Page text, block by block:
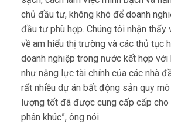
chủ đầu tư, không khó để doanh
đầu tư phù hợp. Chúng tôi nhận thấy
về am hiểu thị trường và các thủ tục
doanh nghiệp trong nước kết hợp với
như năng lực tài chính của các nhà
rất nhiều dự án bất động sản quy
lượng tốt đã được cung cấp cấp
phân khúc”, ông nói.